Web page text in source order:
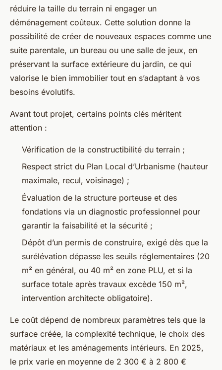
réduire la taille du terrain ni engager un
déménagement coûteux. Cette solution donne la
possibilité de créer de nouveaux espaces comme une
suite parentale, un bureau ou une salle de jeux, en
préservant la surface extérieure du jardin, ce qui
valorise le bien immobilier tout en s’adaptant à vos
besoins évolutifs.
Avant tout projet, certains points clés méritent
attention :
Vérification de la constructibilité du terrain ;
Respect strict du Plan Local d’Urbanisme (hauteur
maximale, recul, voisinage) ;
Évaluation de la structure porteuse et des
fondations via un diagnostic professionnel pour
garantir la faisabilité et la sécurité ;
Dépôt d’un permis de construire, exigé dès que la
surélévation dépasse les seuils réglementaires (20
m² en général, ou 40 m² en zone PLU, et si la
surface totale après travaux excède 150 m²,
intervention architecte obligatoire).
Le coût dépend de nombreux paramètres tels que la
surface créée, la complexité technique, le choix des
matériaux et les aménagements intérieurs. En 2025,
le prix varie en moyenne de 2 300 € à 2 800 €